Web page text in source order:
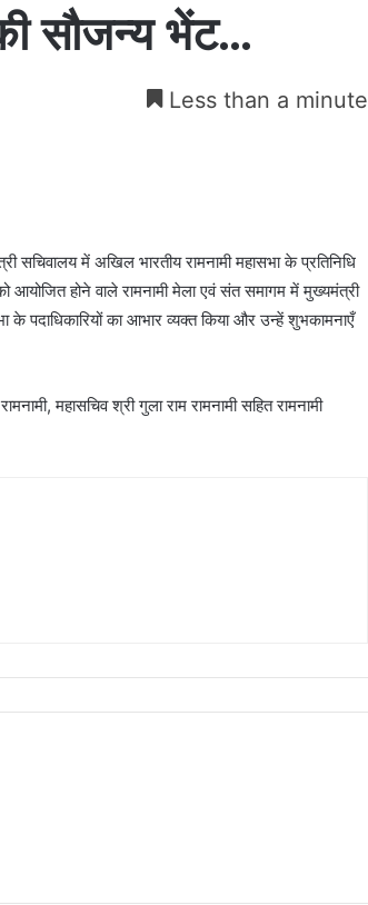
सौजन्य भेंट…
Less than a minute
सचिवालय में अखिल भारतीय रामनामी महासभा के प्रतिनिधि
होने वाले रामनामी मेला एवं संत समागम में मुख्यमंत्री
पदाधिकारियों का आभार व्यक्त किया और उन्हें शुभकामनाएँ
महासचिव श्री गुला राम रामनामी सहित रामनामी